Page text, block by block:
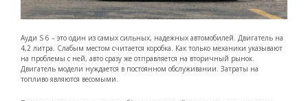
Ауди S 6 – это один из самых сильных, надежных автомобилей. Двигатель на
4,2 литра. Слабым местом считается коробка. Как только механики указывают
на проблемы с ней, авто сразу же отправляется на вторичный рынок.
Двигатель модели нуждается в постоянном обслуживании. Затраты на
топливо являются весомыми.